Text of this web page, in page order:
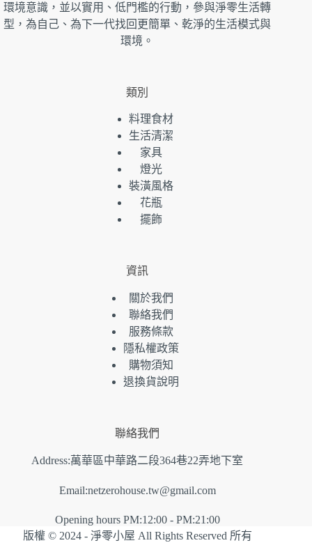
環境意識，並以實用、低門檻的行動，參與淨零生活轉
型，為自己、為下一代找回更簡單、乾淨的生活模式與
環境。
類別
料理食材
生活清潔
家具
燈光
裝潢風格
花瓶
擺飾
資訊
關於我們
聯絡我們
服務條款
隱私權政策
購物須知
退換貨說明
聯絡我們
Address:萬華區中華路二段364巷22弄地下室
Email:netzerohouse.tw@gmail.com
Opening hours PM:12:00 - PM:21:00
版權 © 2024 - 淨零小屋 All Rights Reserved 所有